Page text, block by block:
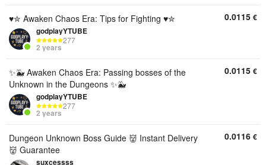
♥︎✮ Awaken Chaos Era: Tips for Fighting ♥︎✮
godplayYTUBE
277
2 years
0.0115 €
✨🐳 Awaken Chaos Era: Passing bosses of the
Unknown in the Dungeons ✨🐳
godplayYTUBE
277
2 years
0.0115 €
Dungeon Unknown Boss Guide 👹 Instant Delivery
👹 Guarantee
suxcessss
0.0116 €